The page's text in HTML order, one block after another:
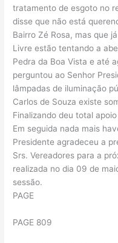
tratamento de esgoto no
disse que não está
Bairro Zé Rosa, mas que
Livre estão tentando a
Pedra da Boa Vista e até
perguntou ao Senhor
lâmpadas de iluminação
Carlos de Souza existe
Finalizando deu total
Em seguida nada mais
Presidente agradeceu a
Srs. Vereadores para a
realizada no dia 09 de
sessão.
PAGE
PAGE 809